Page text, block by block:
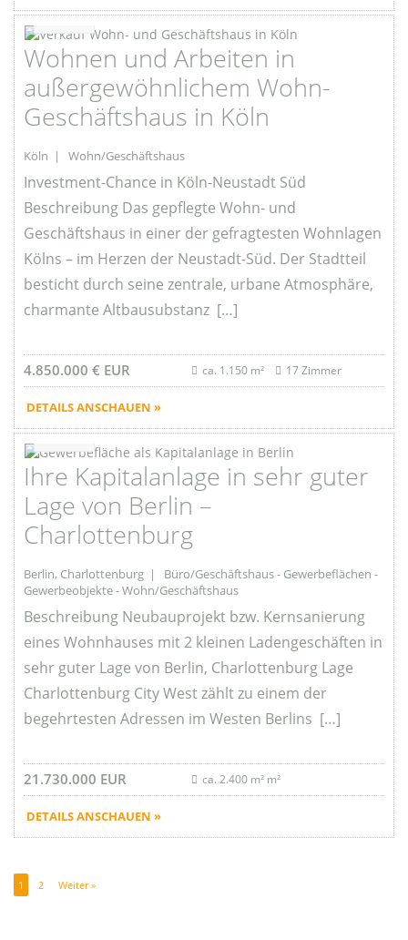
Favorite
Wohnen und Arbeiten in
außergewöhnlichem Wohn-
Geschäftshaus in Köln
Köln | Wohn/Geschäftshaus
Investment-Chance in Köln-Neustadt Süd
Beschreibung Das gepflegte Wohn- und
Geschäftshaus in einer der gefragtesten Wohnlagen
Kölns – im Herzen der Neustadt-Süd. Der Stadtteil
besticht durch seine zentrale, urbane Atmosphäre,
charmante Altbausubstanz […]
4.850.000 € EUR ca. 1.150 m² 17 Zimmer
DETAILS ANSCHAUEN »
Favorite
Ihre Kapitalanlage in sehr guter
Lage von Berlin –
Charlottenburg
Berlin, Charlottenburg | Büro/Geschäftshaus - Gewerbeflächen -
Gewerbeobjekte - Wohn/Geschäftshaus
Beschreibung Neubauprojekt bzw. Kernsanierung
eines Wohnhauses mit 2 kleinen Ladengeschäften in
sehr guter Lage von Berlin, Charlottenburg Lage
Charlottenburg City West zählt zu einem der
begehrtesten Adressen im Westen Berlins […]
21.730.000 EUR ca. 2.400 m² m²
DETAILS ANSCHAUEN »
1 2 Weiter »